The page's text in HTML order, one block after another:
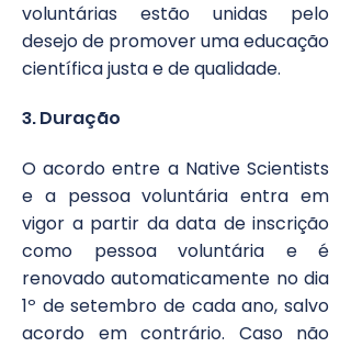
voluntárias estão unidas pelo
desejo de promover uma educação
científica justa e de qualidade.
3. Duração​
O acordo entre a Native Scientists
e a pessoa voluntária entra em
vigor a partir da data de inscrição
como pessoa voluntária e é
renovado automaticamente no dia
1º de setembro de cada ano, salvo
acordo em contrário. Caso não